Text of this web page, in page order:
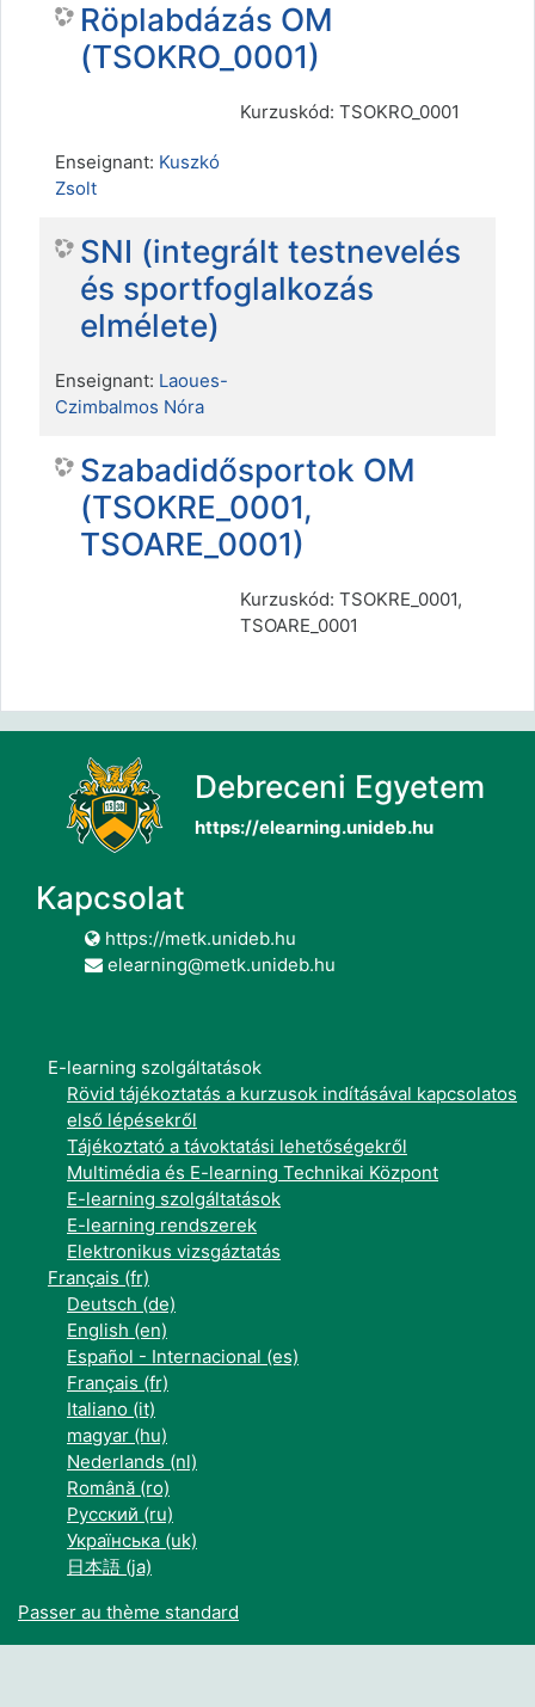
Röplabdázás OM
(TSOKRO_0001)
Kurzuskód: TSOKRO_0001
Enseignant: Kuszkó
Zsolt
SNI (integrált testnevelés
és sportfoglalkozás
elmélete)
Enseignant: Laoues-
Czimbalmos Nóra
Szabadidősportok OM
(TSOKRE_0001,
TSOARE_0001)
Kurzuskód: TSOKRE_0001,
TSOARE_0001
Debreceni Egyetem
https://elearning.unideb.hu
Kapcsolat
https://metk.unideb.hu
elearning@metk.unideb.hu
E-learning szolgáltatások
Rövid tájékoztatás a kurzusok indításával kapcsolatos
első lépésekről
Tájékoztató a távoktatási lehetőségekről
Multimédia és E-learning Technikai Központ
E-learning szolgáltatások
E-learning rendszerek
Elektronikus vizsgáztatás
Français ‎(fr)‎
Deutsch ‎(de)‎
English ‎(en)‎
Español - Internacional ‎(es)‎
Français ‎(fr)‎
Italiano ‎(it)‎
magyar ‎(hu)‎
Nederlands ‎(nl)‎
Română ‎(ro)‎
Русский ‎(ru)‎
Українська ‎(uk)‎
日本語 ‎(ja)‎
Passer au thème standard